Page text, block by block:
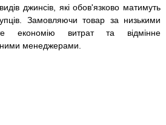
джинсів, які обов'язково матимуть
Замовляючи товар за низькими
економію витрат та відмінне
менеджерами.